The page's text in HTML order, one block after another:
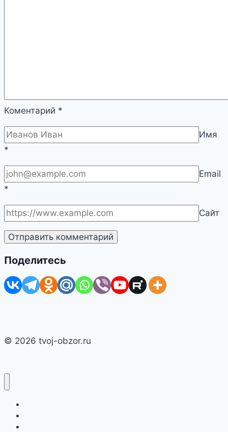
Коментарий *
Имя
*
Email
*
Сайт
Поделитесь
© 2026 tvoj-obzor.ru